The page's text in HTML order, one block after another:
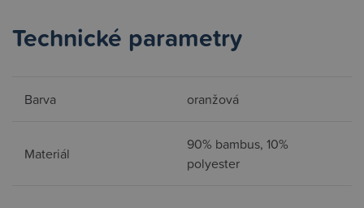
Technické parametry
Barva oranžová
Materiál
90% bambus, 10%
polyester